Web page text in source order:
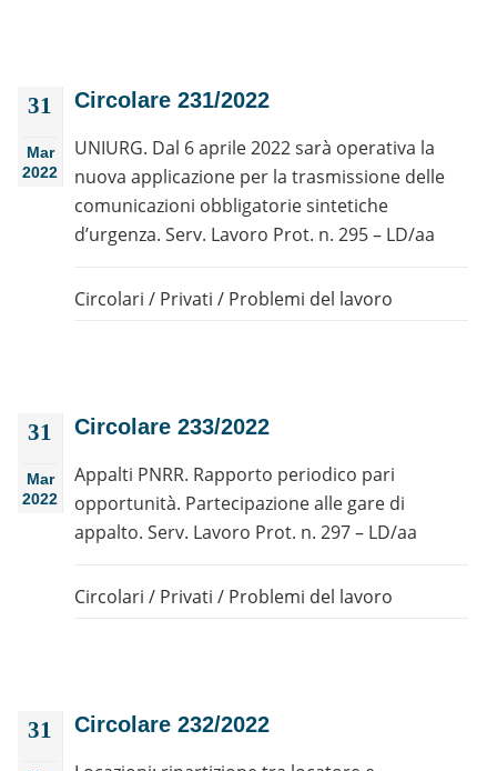
31
Mar
2022
Circolare 231/2022
UNIURG. Dal 6 aprile 2022 sarà operativa la
nuova applicazione per la trasmissione delle
comunicazioni obbligatorie sintetiche
d’urgenza. Serv. Lavoro Prot. n. 295 – LD/aa
Circolari / Privati / Problemi del lavoro
31
Mar
2022
Circolare 233/2022
Appalti PNRR. Rapporto periodico pari
opportunità. Partecipazione alle gare di
appalto. Serv. Lavoro Prot. n. 297 – LD/aa
Circolari / Privati / Problemi del lavoro
31
Circolare 232/2022